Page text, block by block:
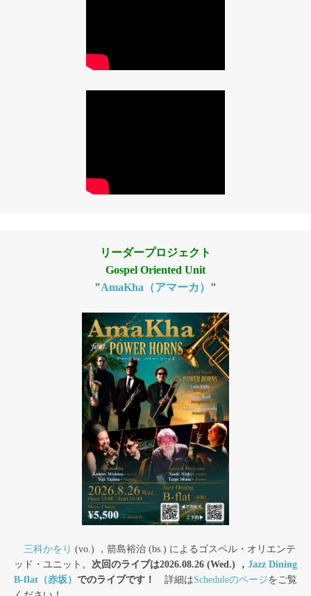
リーダープロジェクト
Gospel Oriented Unit
"AmaKha（アマーカ） "
三科かをり (vo.) ，箭島裕治 (bs.) によるゴスペル・オリエンテ
ッド・ユニット。 次回のライブは2026.08.26 (Wed.) ， Jazz Dining
B-flat（赤坂） でのライブです！ 詳細はScheduleのページをご覧